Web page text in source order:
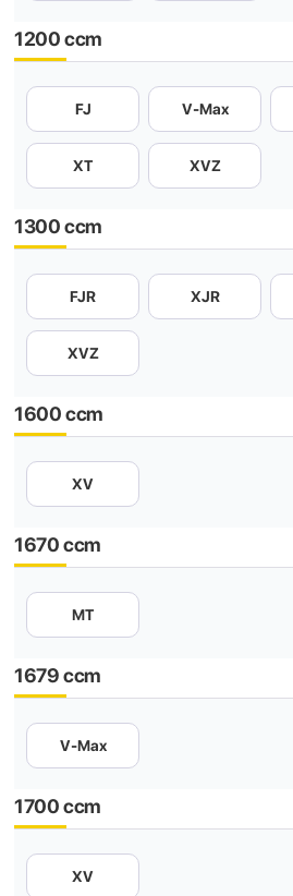
1200 ccm
FJ V-Max
XT XVZ
1300 ccm
FJR XJR
XVZ
1600 ccm
XV
1670 ccm
MT
1679 ccm
V-Max
1700 ccm
XV